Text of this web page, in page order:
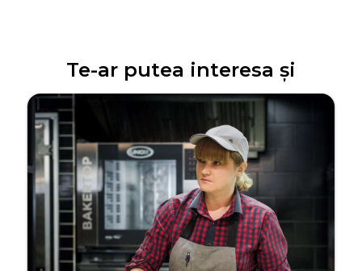
Te-ar putea interesa și